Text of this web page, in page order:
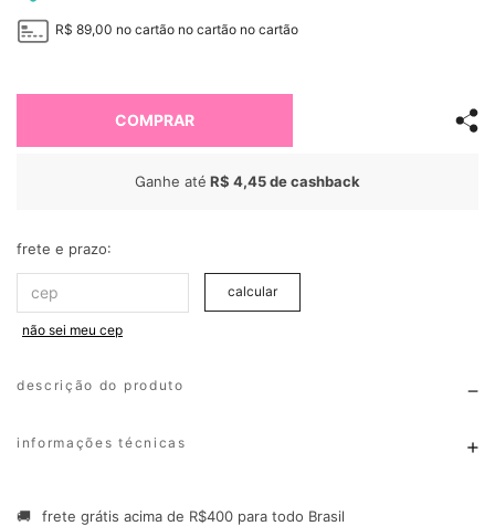
R$ 89,00 no cartão no cartão no cartão
COMPRAR
Ganhe até R$ 4,45de cashback
frete e prazo:
calcular
não sei meu cep
descrição do produto
informações técnicas
🚚 frete grátis acima de R$400 para todo Brasil